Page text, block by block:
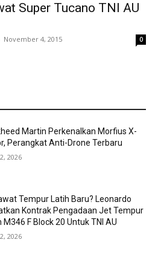
Super Tucano TNI AU
November 4, 2015 0
Martin Perkenalkan Morfius X-
Perangkat Anti-Drone Terbaru
2026
Tempur Latih Baru? Leonardo
Kontrak Pengadaan Jet Tempur
M346 F Block 20 Untuk TNI AU
2026